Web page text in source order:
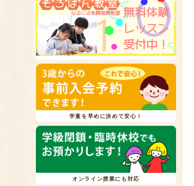
学童を早めに決めて安心！
オンライン授業にも対応